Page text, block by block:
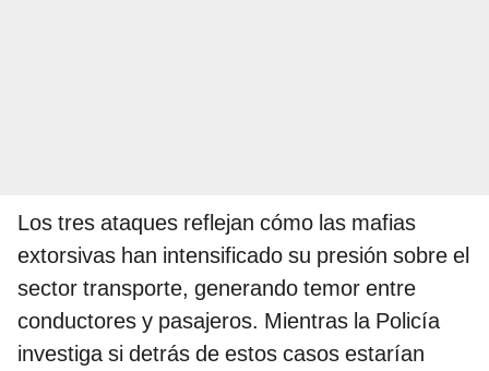
Los tres ataques reflejan cómo las mafias
extorsivas han intensificado su presión sobre el
sector transporte, generando temor entre
conductores y pasajeros. Mientras la Policía
investiga si detrás de estos casos estarían